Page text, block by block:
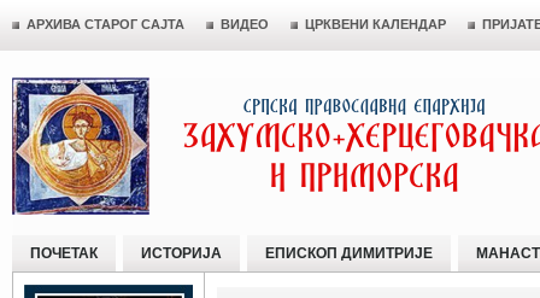
АРХИВА СТАРОГ САЈТА ВИДЕО ЦРКВЕНИ КАЛЕНДАР
ПОЧЕТАК ИСТОРИЈА ЕПИСКОП ДИМИТРИЈЕ